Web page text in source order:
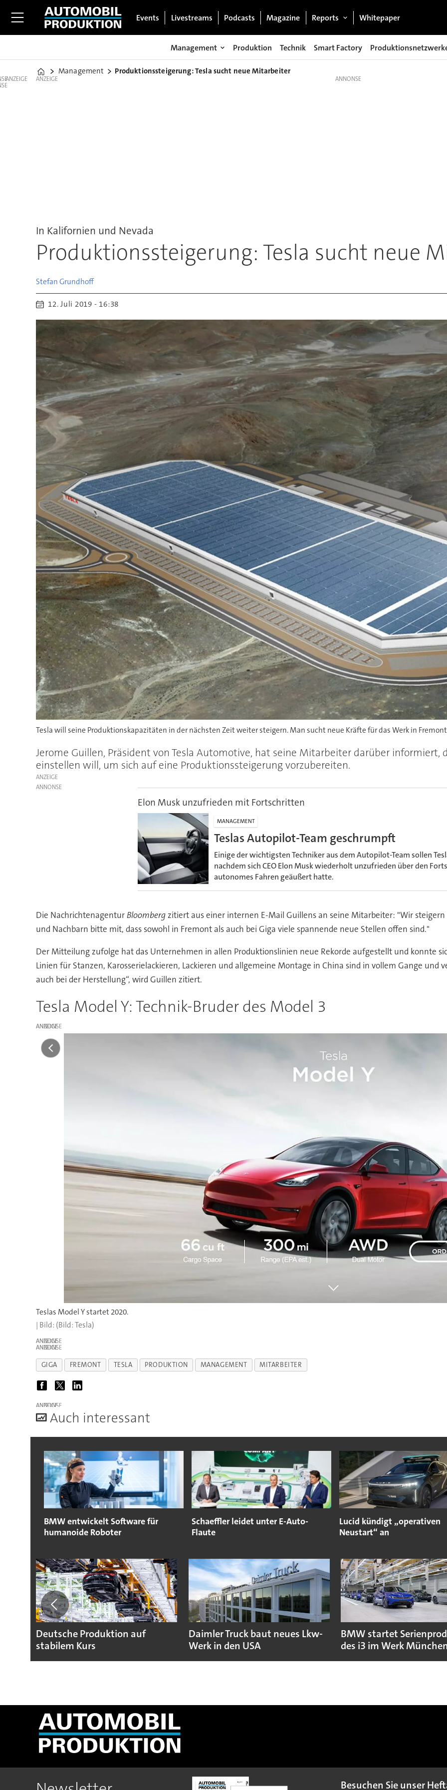
Events Livestreams Podcasts Magazine Reports Whitepaper
Management Produktion Technik Smart Factory
Home
Management Produktionssteigerung: Tesla sucht neue Mitarbeiter
ANZEIGE ANZEIGE
In Kalifornien und Nevada
Produktionssteigerung: Tesla sucht neue
Stefan Grundhoff
12. Juli 2019 - 16:38
Tesla will seine Produktionskapazitäten in der nächsten Zeit weiter steigern. Man sucht neue Kräfte für das Werk in
Jerome Guillen, Präsident von Tesla Automotive, hat seine Mitarbeiter darüber
einstellen will, um sich auf eine Produktionssteigerung vorzubereiten.
ANZEIGE
Elon Musk unzufrieden mit Fortschritten
MANAGEMENT
Teslas Autopilot-Team geschrumpft
Einige der wichtigsten Techniker aus dem Autopilot-Team sollen
nachdem sich CEO Elon Musk wiederholt unzufrieden über den
autonomes Fahren geäußert hatte.
Die NachrichtenagenturBloombergzitiert aus einer internen E-Mail Guillens an seine Mitarbeiter: "Wir
und Nachbarn bitte mit, dass sowohl in Fremont als auch bei Giga viele spannende neue Stellen offen sind."
Der Mitteilung zufolge hat das Unternehmen in allen Produktionslinien neue Rekorde aufgestellt und konnte
Linien für Stanzen, Karosserielackieren, Lackieren und allgemeine Montage in China sind in vollem Gange und
auch bei der Herstellung“, wird Guillen zitiert.
Tesla Model Y: Technik-Bruder des Model 3
ANZEIGE
Teslas Model Y startet 2020.
(Bild: Tesla)
ANZEIGE
ANZEIGE
GIGA FREMONT TESLA PRODUKTION MANAGEMENT MITARBEITER
ANZEIGE
Auch interessant
BMW entwickelt Software für
humanoide Roboter
Schaeffler leidet unter E-Auto-
Flaute
Lucid kündigt „operativen
Neustart“ an
Deutsche Produktion auf
stabilem Kurs
Daimler Truck baut neues Lkw-
Werk in den USA
BMW startet
des i3 im Werk München
Besuchen Sie unser